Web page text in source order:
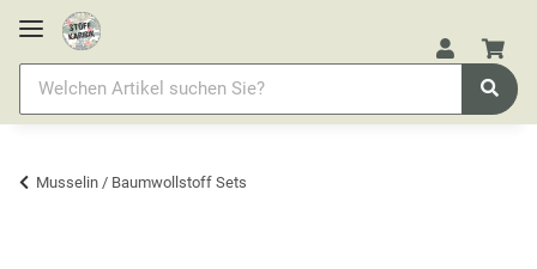
Musselin / Baumwollstoff Sets